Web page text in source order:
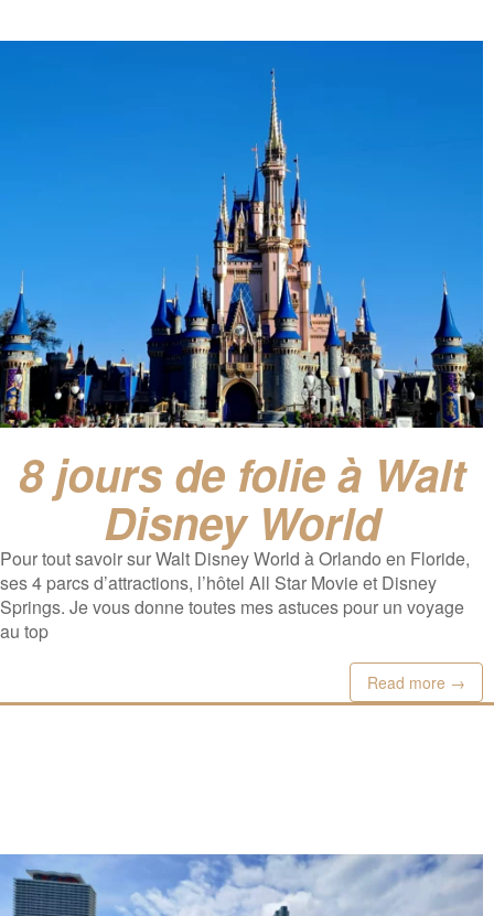
8 jours de folie à Walt
Disney World
Pour tout savoir sur Walt Disney World à Orlando en Floride,
ses 4 parcs d’attractions, l’hôtel All Star Movie et Disney
Springs. Je vous donne toutes mes astuces pour un voyage
au top
Read more →